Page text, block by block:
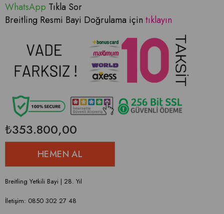
WhatsApp Tıkla Sor
Breitling Resmi Bayi Doğrulama için tıklayın
₺353.800,00
Breitling Yetkili Bayi | 28. Yıl
İletişim: 0850 302 27 48